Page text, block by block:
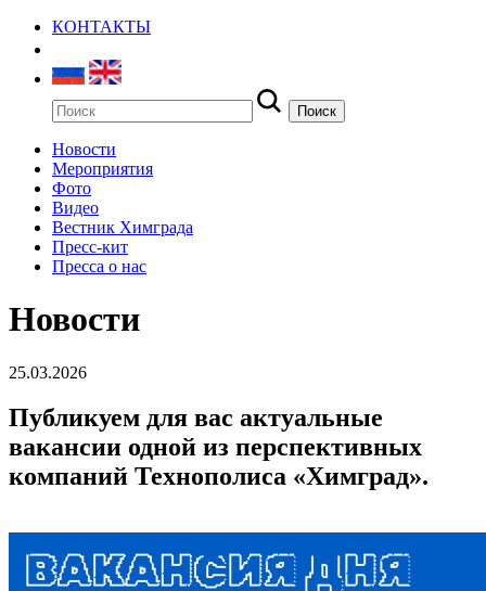
КОНТАКТЫ
Новости
Мероприятия
Фото
Видео
Вестник Химграда
Пресс-кит
Пресса о нас
Новости
25.03.2026
Публикуем для вас актуальные
вакансии одной из перспективных
компаний Технополиса «Химград».